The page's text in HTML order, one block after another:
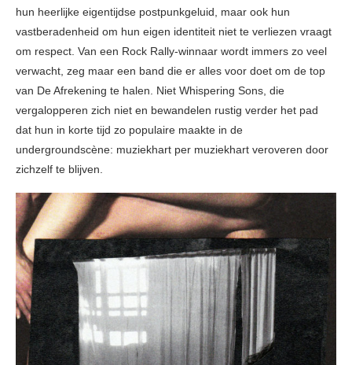
hun heerlijke eigentijdse postpunkgeluid, maar ook hun
vastberadenheid om hun eigen identiteit niet te verliezen vraagt
om respect. Van een Rock Rally-winnaar wordt immers zo veel
verwacht, zeg maar een band die er alles voor doet om de top
van De Afrekening te halen. Niet Whispering Sons, die
vergalopperen zich niet en bewandelen rustig verder het pad
dat hun in korte tijd zo populaire maakte in de
undergroundscène: muziekhart per muziekhart veroveren door
zichzelf te blijven.